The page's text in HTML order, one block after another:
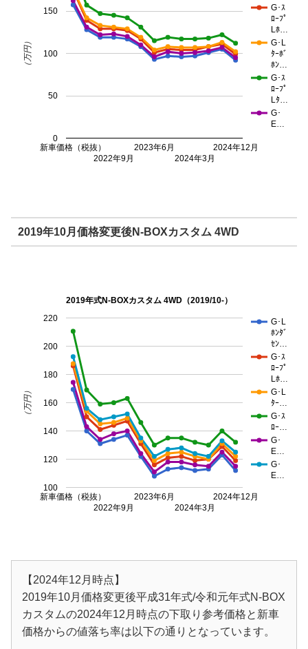
G･ｽ
ﾛｰﾌﾟ
Lﾎ…
G･L
ﾀｰﾎﾞ
ﾎﾝ…
G･ｽ
ﾛｰﾌﾟ
Lﾀ…
G･
E…
新車価格（税抜）
2022年9月
2023年6月
2024年3月
2024年12月
0
50
100
150
（万円）
2019年10月価格変更後N-BOXカスタム 4WD
2019年式N-BOXカスタム 4WD（2019/10-）
G･L
ﾎﾝﾀﾞ
ｾﾝ…
G･ｽ
ﾛｰﾌﾟ
Lﾎ…
G･L
ﾀｰ…
G･ｽ
ﾛｰ…
G･
E…
G･
E…
新車価格（税抜）
2022年9月
2023年6月
2024年3月
2024年12月
100
120
140
160
180
200
220
（万円）
【2024年12月時点】
2019年10月価格変更後平成31年式/令和元年式N-BOX
カスタムの2024年12月時点の下取り参考価格と新車
価格からの値落ち率は以下の通りとなっています。